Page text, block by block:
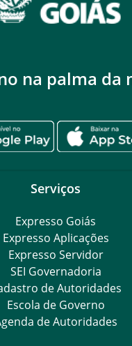
na palma da
Serviços
Expresso Goiás
Expresso Aplicações
Expresso Servidor
SEI Governadoria
de Autoridades
Escola de Governo
de Autoridades